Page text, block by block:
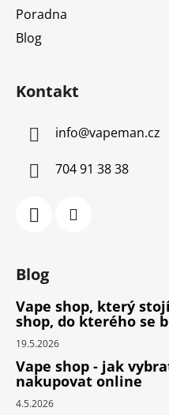
Poradna
Blog
Kontakt
info@vapeman.cz
704 91 38 38
Blog
Vape shop, který
shop, do kterého se
19.5.2026
Vape shop - jak
nakupovat online
4.5.2026